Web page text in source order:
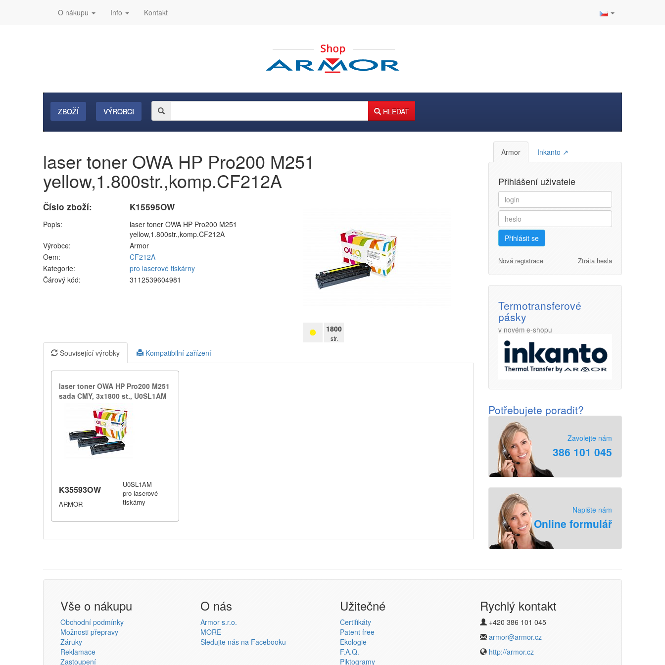
O nákupu Info Kontakt
ZBOŽÍ VÝROBCI HLEDAT
laser toner OWA HP Pro200 M251
yellow,1.800str.,komp.CF212A
Číslo zboží: K15595OW
Popis:
laser toner OWA HP Pro200 M251
yellow,1.800str.,komp.CF212A
Výrobce:
Armor
Oem:
CF212A
Kategorie:
pro laserové tiskárny
Čárový kód:
3112539604981
1800
str.
Související výrobky Kompatibilní zařízení
laser toner OWA HP Pro200 M251
sada CMY,​ 3x1800 st.​,​ U0SL1AM
K35593OW
ARMOR
U0SL1AM
pro laserové
tiskárny
Armor Inkanto ↗
Přihlášení uživatele
Přihlásit se
Nová registrace Ztráta hesla
Termotransferové
pásky
v novém e-shopu
Potřebujete poradit?
Zavolejte nám
386 101 045
Napište nám
Online formulář
Vše o nákupu
Obchodní podmínky
Možnosti přepravy
Záruky
Reklamace
Zastoupení
O nás
Armor s.r.o.
MORE
Sledujte nás na Facebooku
Užitečné
Certifikáty
Patent free
Ekologie
F.A.Q.
Piktogramy
Rychlý kontakt
+420 386 101 045
armor@armor.cz
http://armor.cz